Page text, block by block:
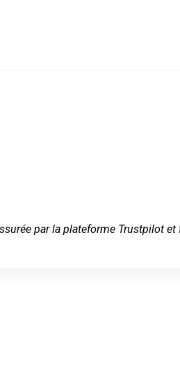
par la plateforme Trustpilot